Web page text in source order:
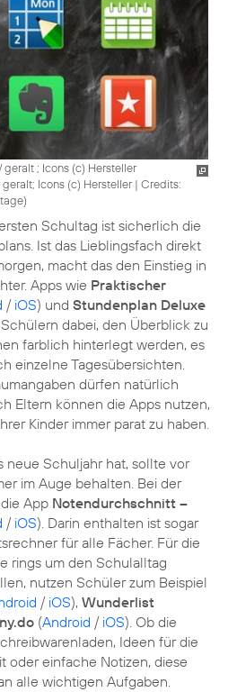
; Icons (c) Hersteller
Icons (c) Hersteller| Credits:
)
Schultag ist sicherlich die
Ist das Lieblingsfach direkt
macht das den Einstieg in
Apps wie Praktischer
/ iOS) und Stundenplan Deluxe
dabei, den Überblick zu
farblich hinterlegt werden, es
einzelne Tagesübersichten.
dürfen natürlich
Eltern können die Apps nutzen,
Kinder immer parat zu haben.
neue Schuljahr hat, sollte vor
im Auge behalten. Bei der
App Notendurchschnitt –
/ iOS). Darin enthalten ist sogar
für alle Fächer. Für die
rings um den Schulalltag
nutzen Schüler zum Beispiel
/ iOS), Wunderlist
(Android / iOS). Ob die
Ideen für die
oder einfache Notizen, diese
alle wichtigen Aufgaben.